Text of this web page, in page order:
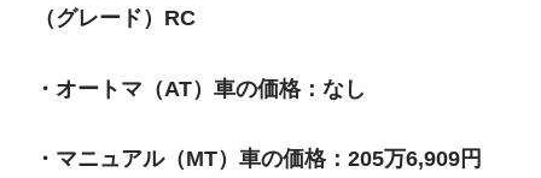
（グレード）RC
・オートマ（AT）車の価格：なし
・マニュアル（MT）車の価格：205万6,909円